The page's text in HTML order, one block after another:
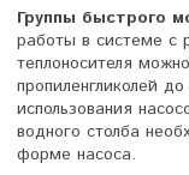
Группы быстрого
работы в системе с
теплоносителя
пропиленгликолей
использования
водного столба
форме насоса.